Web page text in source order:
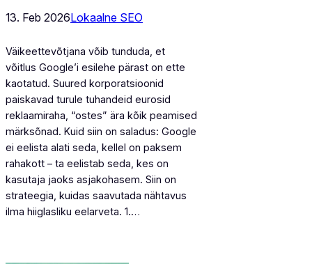
13. Feb 2026Lokaalne SEO
Väikeettevõtjana võib tunduda, et
võitlus Google’i esilehe pärast on ette
kaotatud. Suured korporatsioonid
paiskavad turule tuhandeid eurosid
reklaamiraha, “ostes” ära kõik peamised
märksõnad. Kuid siin on saladus: Google
ei eelista alati seda, kellel on paksem
rahakott – ta eelistab seda, kes on
kasutaja jaoks asjakohasem. Siin on
strateegia, kuidas saavutada nähtavus
ilma hiiglasliku eelarveta. 1.…